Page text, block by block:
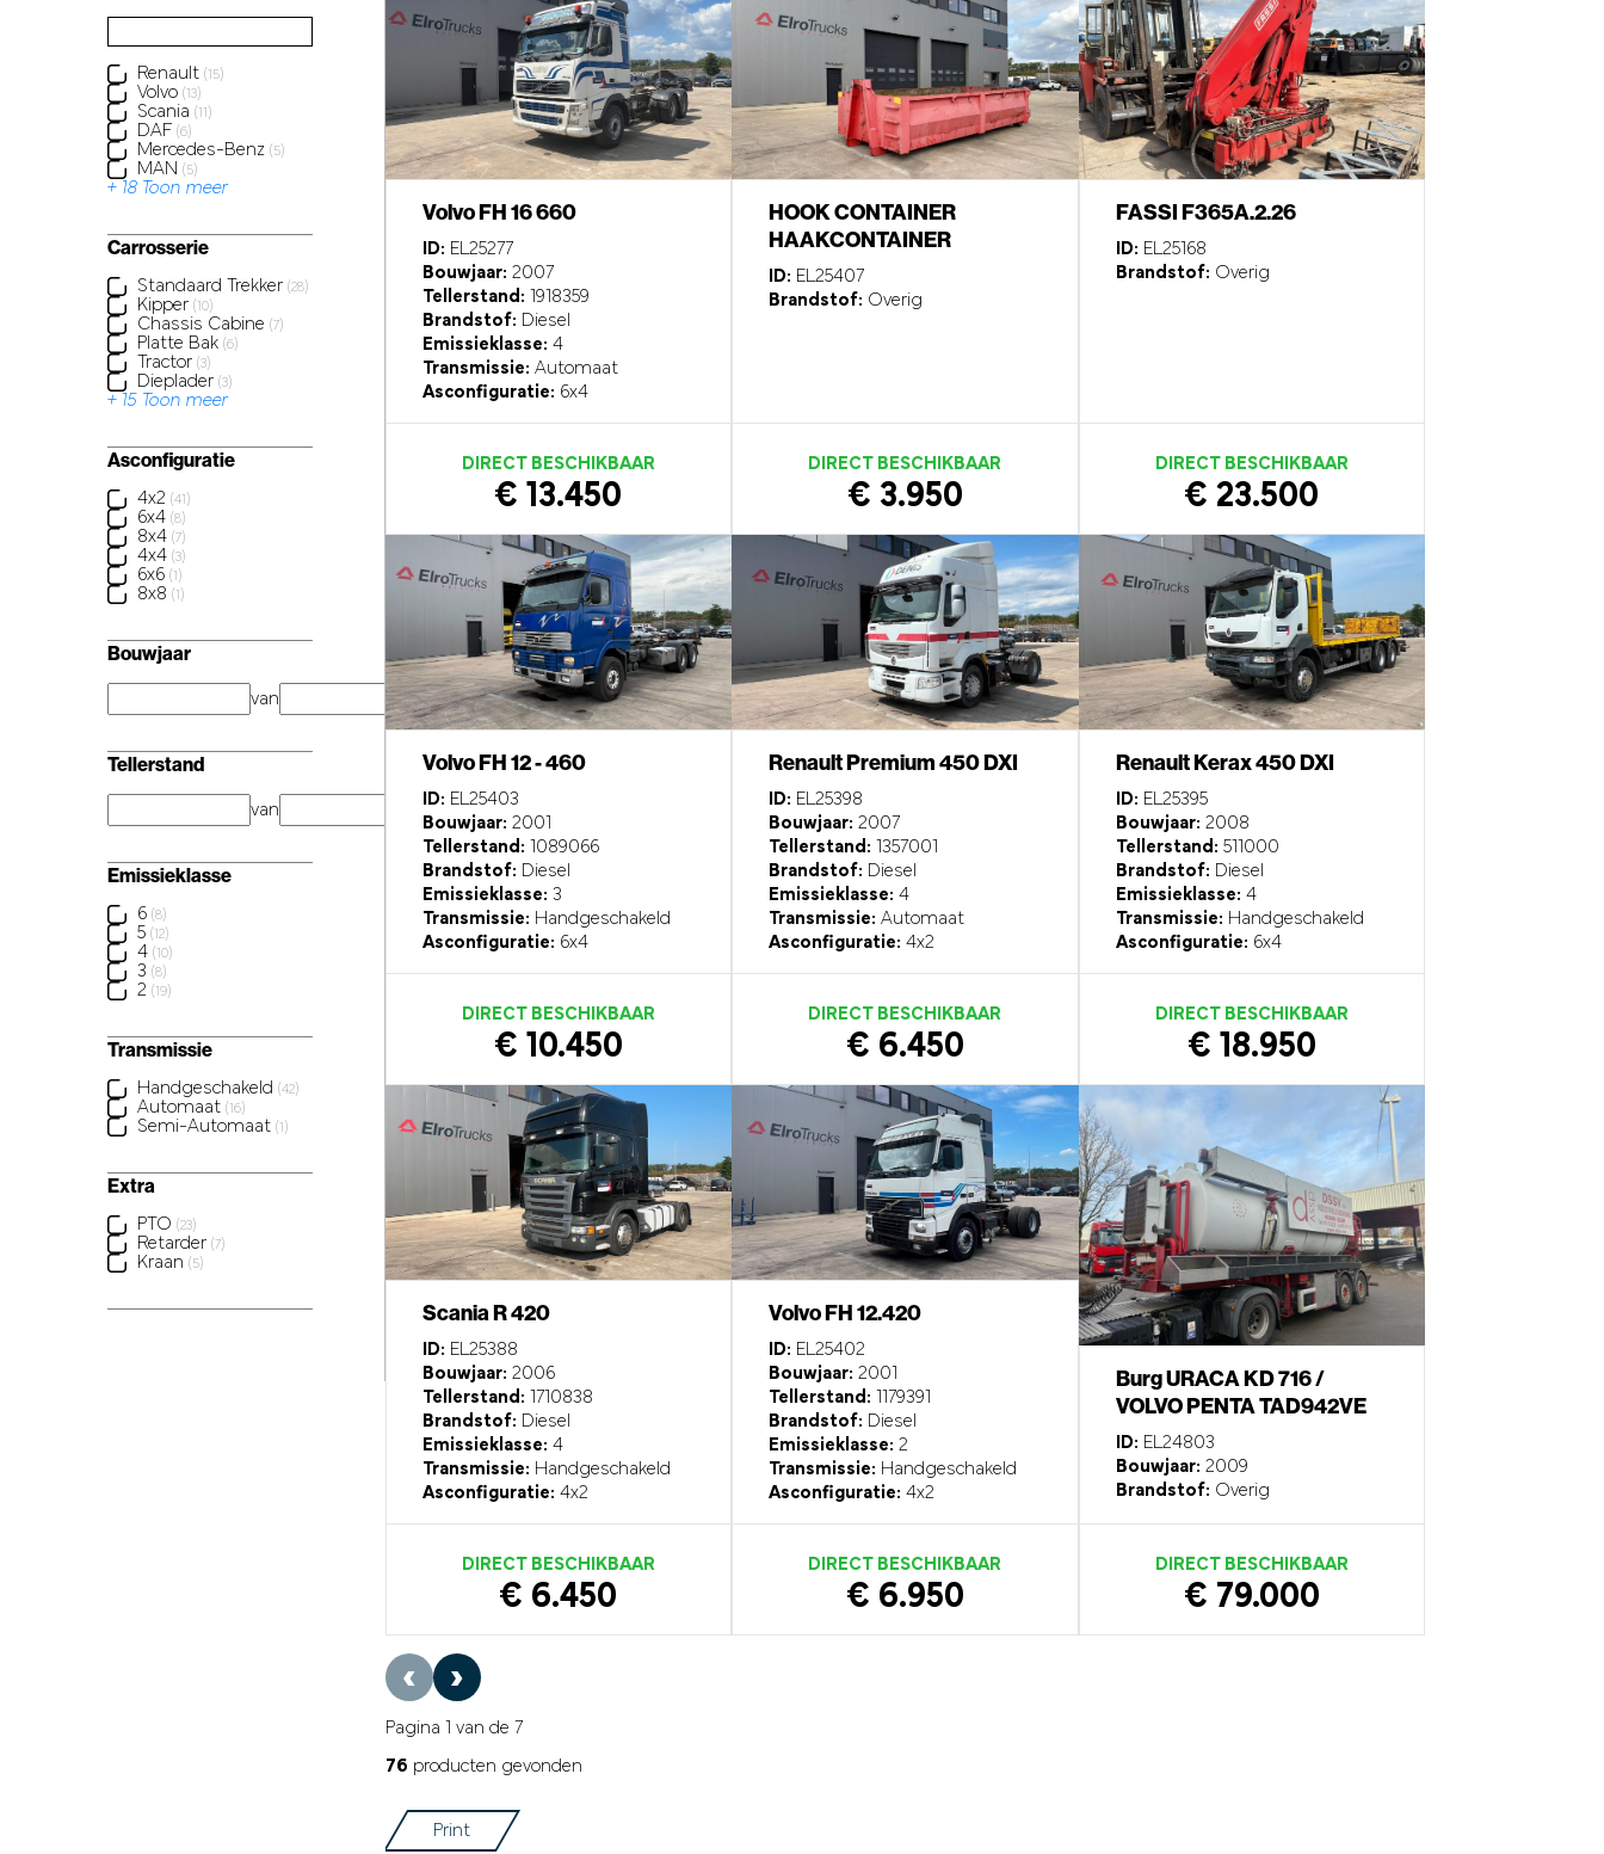
Renault (15)
Volvo (13)
Scania (11)
DAF (6)
Mercedes-Benz (5)
MAN (5)
+ 18 Toon meer
Carrosserie
Standaard Trekker (28)
Kipper (10)
Chassis Cabine (7)
Platte Bak (6)
Tractor (3)
Dieplader (3)
+ 15 Toon meer
Asconfiguratie
4x2 (41)
6x4 (8)
8x4 (7)
4x4 (3)
6x6 (1)
8x8 (1)
Bouwjaar
van jaar
Tellerstand
van km
Emissieklasse
6 (8)
5 (12)
4 (10)
3 (8)
2 (19)
Transmissie
Handgeschakeld (42)
Automaat (16)
Semi-Automaat (1)
Extra
PTO (23)
Retarder (7)
Kraan (5)
Volvo FH 16 660
ID: EL25277
Bouwjaar: 2007
Tellerstand: 1918359
Brandstof: Diesel
Emissieklasse: 4
Transmissie: Automaat
Asconfiguratie: 6x4
DIRECT BESCHIKBAAR
€ 13.450
HOOK CONTAINER
HAAKCONTAINER
ID: EL25407
Brandstof: Overig
DIRECT BESCHIKBAAR
€ 3.950
FASSI F365A.2.26
ID: EL25168
Brandstof: Overig
DIRECT BESCHIKBAAR
€ 23.500
Volvo FH 12 - 460
ID: EL25403
Bouwjaar: 2001
Tellerstand: 1089066
Brandstof: Diesel
Emissieklasse: 3
Transmissie: Handgeschakeld
Asconfiguratie: 6x4
DIRECT BESCHIKBAAR
€ 10.450
Renault Premium 450 DXI
ID: EL25398
Bouwjaar: 2007
Tellerstand: 1357001
Brandstof: Diesel
Emissieklasse: 4
Transmissie: Automaat
Asconfiguratie: 4x2
DIRECT BESCHIKBAAR
€ 6.450
Renault Kerax 450 DXI
ID: EL25395
Bouwjaar: 2008
Tellerstand: 511000
Brandstof: Diesel
Emissieklasse: 4
Transmissie: Handgeschakeld
Asconfiguratie: 6x4
DIRECT BESCHIKBAAR
€ 18.950
Scania R 420
ID: EL25388
Bouwjaar: 2006
Tellerstand: 1710838
Brandstof: Diesel
Emissieklasse: 4
Transmissie: Handgeschakeld
Asconfiguratie: 4x2
DIRECT BESCHIKBAAR
€ 6.450
Volvo FH 12.420
ID: EL25402
Bouwjaar: 2001
Tellerstand: 1179391
Brandstof: Diesel
Emissieklasse: 2
Transmissie: Handgeschakeld
Asconfiguratie: 4x2
DIRECT BESCHIKBAAR
€ 6.950
Burg URACA KD 716 /
VOLVO PENTA TAD942VE
ID: EL24803
Bouwjaar: 2009
Brandstof: Overig
DIRECT BESCHIKBAAR
€ 79.000
‹ ›
Pagina 1 van de 7
76 producten gevonden
Print